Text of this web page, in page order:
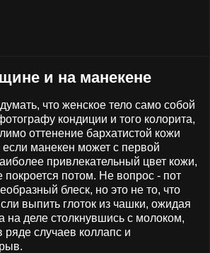
и на манекене
что женское тело само собой
кондиции и того колорита,
оттенение бархатистой кожи
манекен может с первой
привлекательный цвет кожи,
потом. Не вопрос - пот
блеск, но это не то, что
выпить глоток из чашки, ожидая
на деле столкнувшись с молоком,
случаев коллапс и